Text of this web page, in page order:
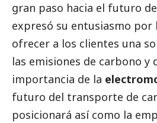
gran paso hacia el futuro
expresó su entusiasmo
ofrecer a los clientes una
las emisiones de carbono y
importancia de la
futuro del transporte de
posicionará así como la